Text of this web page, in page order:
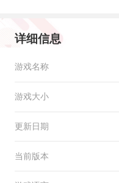
详细信息
游戏名称
游戏大小
更新日期
当前版本